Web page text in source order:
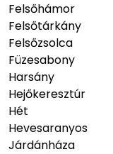
Felsőhámor
Felsőtárkány
Felsőzsolca
Füzesabony
Harsány
Hejőkeresztúr
Hét
Hevesaranyos
Járdánháza